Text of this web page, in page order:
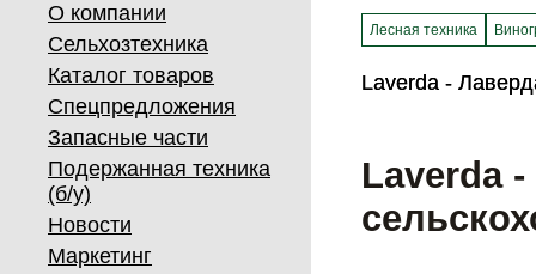
О компании
Сельхозтехника
Каталог товаров
Спецпредложения
Запасные части
Подержанная техника
(б/у)
Новости
Маркетинг
Лесная техника
Laverda -
Laverda -
Laverda